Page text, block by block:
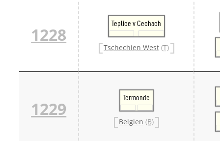
1228
Teplice v Cechach
Tschechien West (T)
1229
Termonde
Belgien (B)